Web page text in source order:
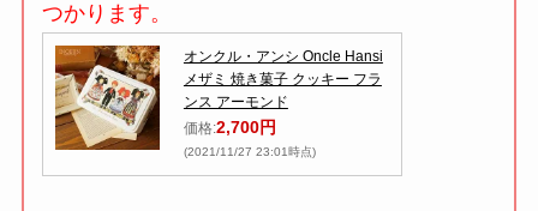
つかります。
オンクル・アンシ Oncle Hansi
メザミ 焼き菓子 クッキー フラ
ンス アーモンド
価格:2,700円
(2021/11/27 23:01時点)